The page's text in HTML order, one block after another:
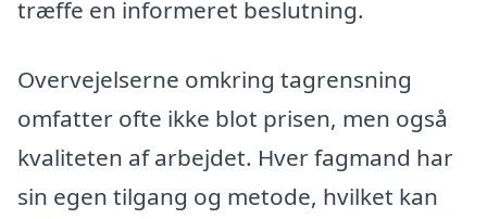
træffe en informeret beslutning.
Overvejelserne omkring tagrensning
omfatter ofte ikke blot prisen, men også
kvaliteten af arbejdet. Hver fagmand har
sin egen tilgang og metode, hvilket kan